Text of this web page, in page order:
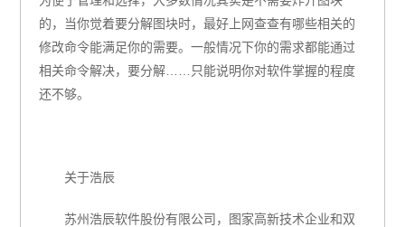
的，当你觉着要分解图块时，最好上网查查有哪些相关的
修改命令能满足你的需要。一般情况下你的需求都能通过
相关命令解决，要分解……只能说明你对软件掌握的程度
还不够。
关于浩辰
苏州浩辰软件股份有限公司，图家高新技术企业和双